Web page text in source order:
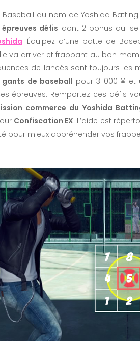
du nom de Yoshida
épreuves défis dont 2 bonus qui
. Équipez d’une batte de
va arriver et frappant au bon
de lancés sont toujours les
gants de baseball pour 3 000 ¥ et
épreuves. Remportez ces défis
commerce du Yoshida
Confiscation EX. L’aide est
pour mieux appréhender vos